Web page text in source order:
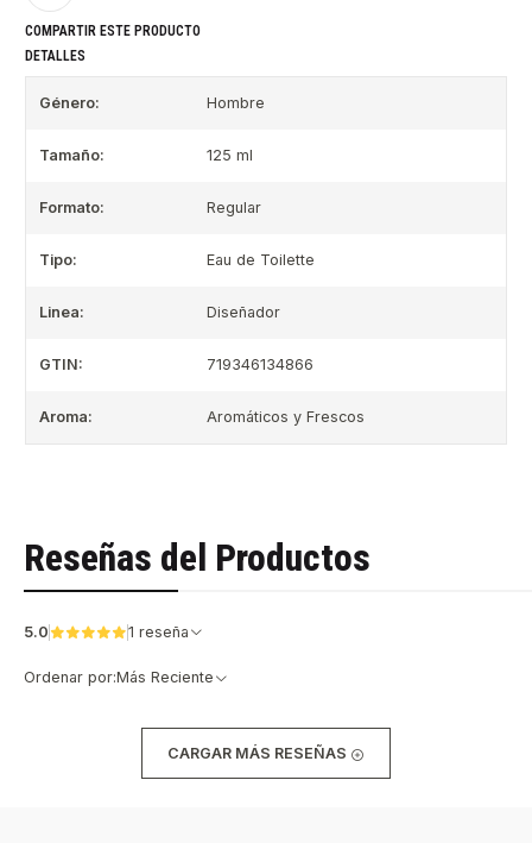
COMPARTIR ESTE PRODUCTO
DETALLES
Género: Hombre
Tamaño: 125 ml
Formato: Regular
Tipo: Eau de Toilette
Linea: Diseñador
GTIN: 719346134866
Aroma: Aromáticos y Frescos
Reseñas del Productos
5.0 1 reseña
Ordenar por:Más Reciente
CARGAR MÁS RESEÑAS